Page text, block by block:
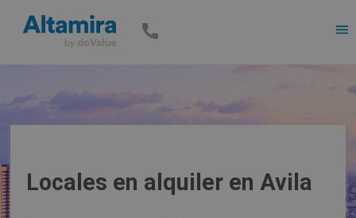
Locales en alquiler en Avila